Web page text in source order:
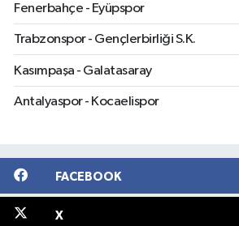
Fenerbahçe - Eyüpspor
Trabzonspor - Gençlerbirliği S.K.
Kasımpaşa - Galatasaray
Antalyaspor - Kocaelispor
FACEBOOK
X